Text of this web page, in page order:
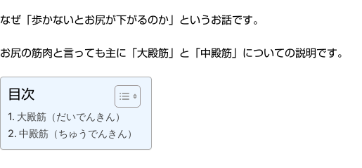
なぜ「歩かないとお尻が下がるのか」というお話です。
お尻の筋肉と言っても主に「大殿筋」と「中殿筋」についての説明です。
目次
大殿筋（だいでんきん）
中殿筋（ちゅうでんきん）